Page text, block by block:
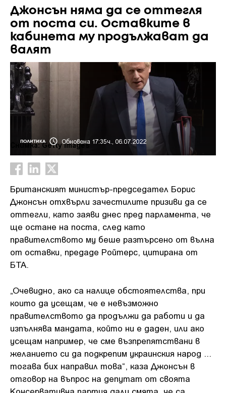
Джонсън няма да се оттегля
от поста си. Оставките в
кабинета му продължават да
валят
ПОЛИТИКА Обновена 17:35ч., 06.07.2022
Снимка: Getty images
Британският министър-председател Борис
Джонсън отхвърли зачестилите призиви да се
оттегли, като заяви днес пред парламента, че
ще остане на поста, след като
правителството му беше разтърсено от вълна
от оставки, предаде Ройтерс, цитирана от
БТА.
„Очевидно, ако са налице обстоятелства, при
които да усещам, че е невъзможно
правителството да продължи да работи и да
изпълнява мандата, който ни е даден, или ако
усещам например, че сме възпрепятствани в
желанието си да подкрепим украинския народ ...
тогава бих направил това“, каза Джонсън в
отговор на въпрос на депутат от своята
Консервативна партия дали смята, че са